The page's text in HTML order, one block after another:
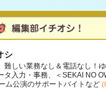
シ
難しい業務なし＆電話なし！
タ入力・事務、＜SEKAI NO
ム公演のサポートバイトなど